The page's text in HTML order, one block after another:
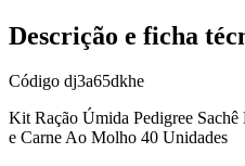
Descrição e ficha
Código dj3a65dkhe
Kit Ração Úmida Pedigree
e Carne Ao Molho 40 Unidades